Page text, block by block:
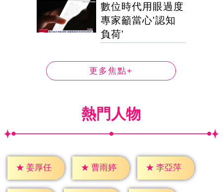
數位時代用眼過度
專家籲當心'認知
負荷'
更多焦點+
熱門人物
★ 姜厚任 ★ 曹雨婷 ★ 李亞萍